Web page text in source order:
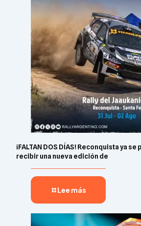
¡FALTAN DOS DÍAS! Reconquista ya
recibir una nueva edición de
Lee más